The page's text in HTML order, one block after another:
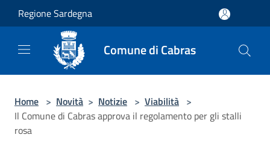
Salta al contenuto principale
Regione Sardegna
Comune di Cabras
Home > Novità > Notizie > Viabilità >
Il Comune di Cabras approva il regolamento per gli stalli
rosa